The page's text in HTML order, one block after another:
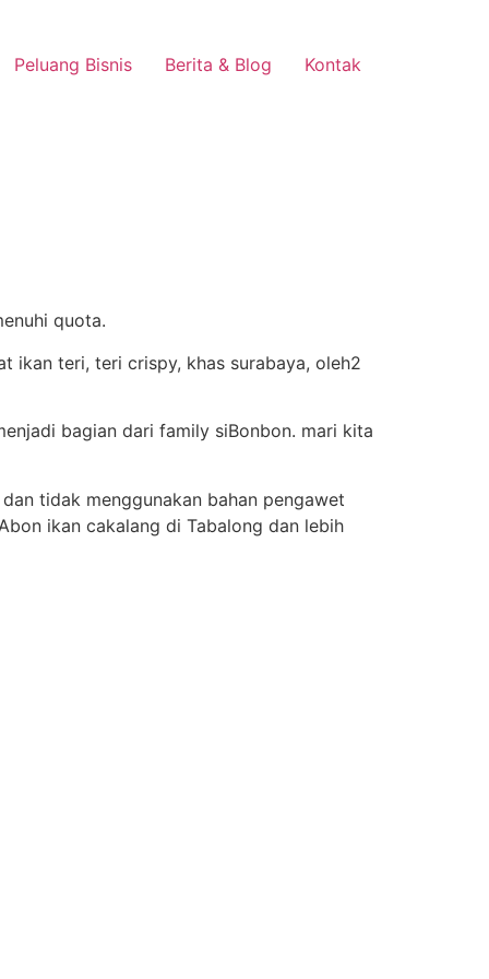
Peluang Bisnis Berita & Blog Kontak
quota.
bagian dari family siBonbon. mari kita
tidak menggunakan bahan pengawet
ikan cakalang di Tabalong dan lebih